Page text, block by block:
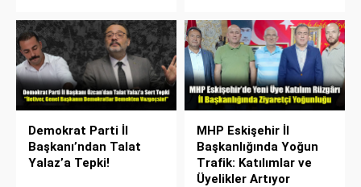
Demokrat Parti İl
Başkanı’ndan Talat
Yalaz’a Tepki!
MHP Eskişehir İl
Başkanlığında Yoğun
Trafik: Katılımlar ve
Üyelikler Artıyor